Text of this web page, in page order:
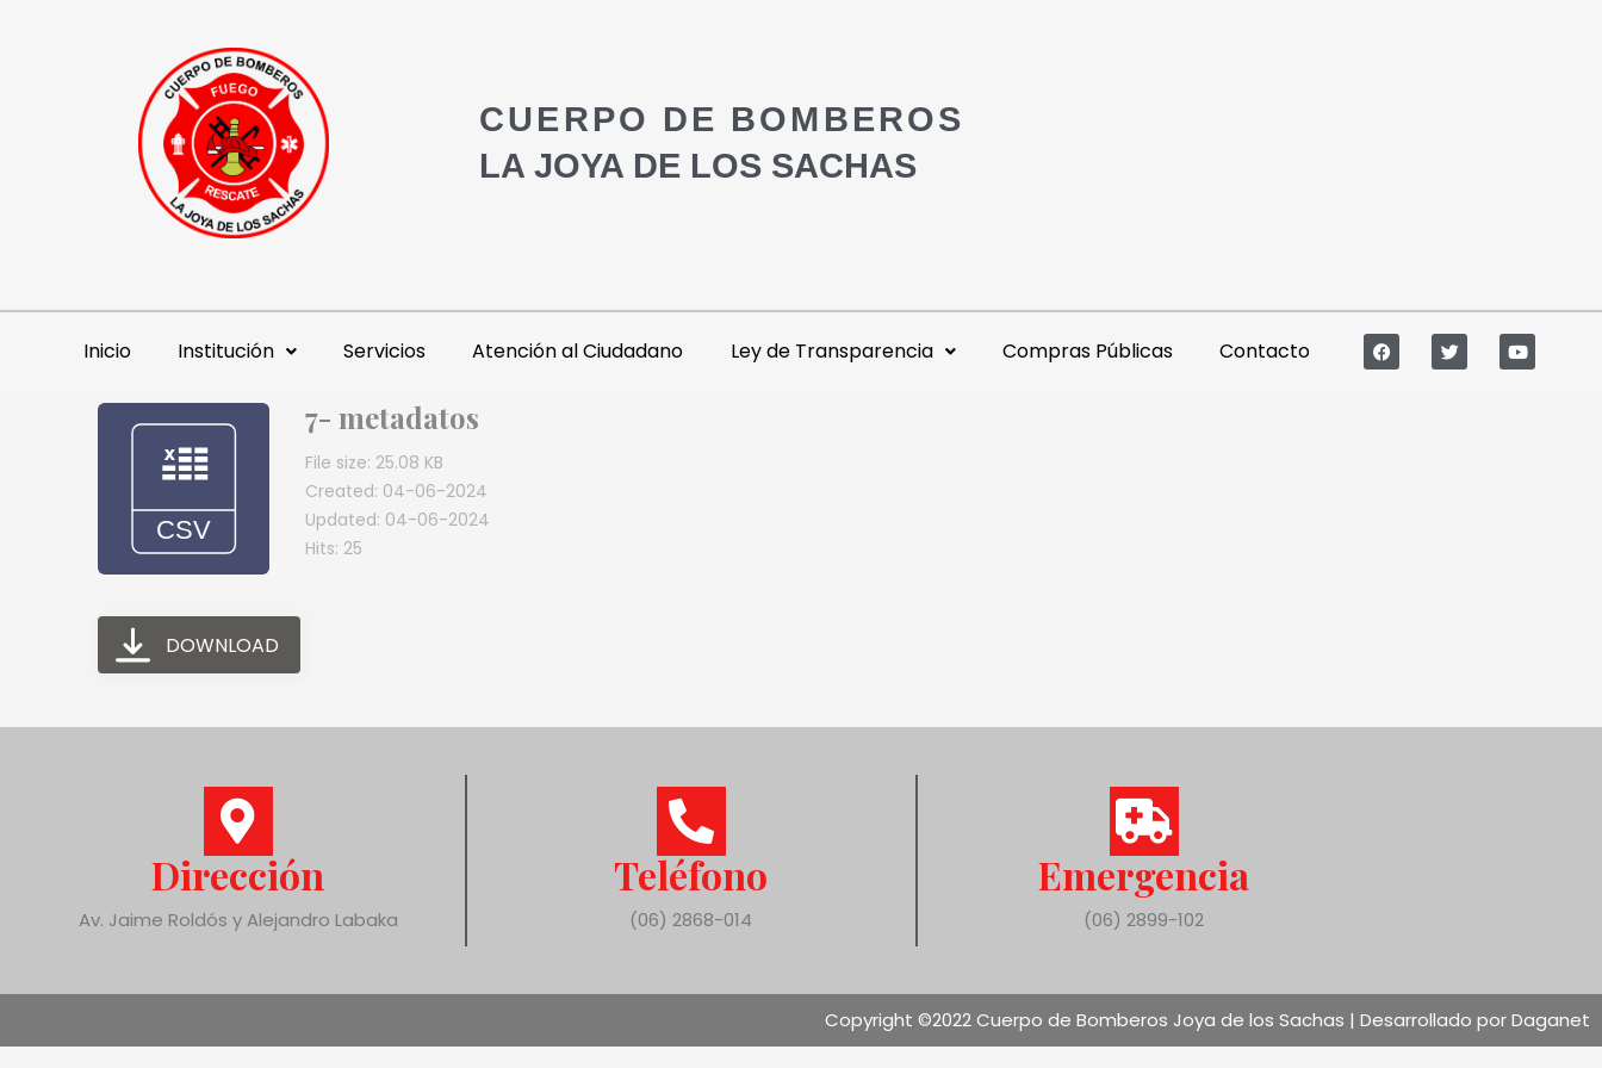
CUERPO DE BOMBEROS
LA JOYA DE LOS SACHAS
Inicio Institución Servicios Atención al Ciudadano Ley de Transparencia Compras Públicas Contacto
7- metadatos
File size: 25.08 KB
Created: 04-06-2024
Updated: 04-06-2024
Hits: 25
DOWNLOAD
Dirección
Av. Jaime Roldós y Alejandro Labaka
Teléfono
(06) 2868-014
Emergencia
(06) 2899-102
Copyright ©2022 Cuerpo de Bomberos Joya de los Sachas | Desarrollado por Daganet